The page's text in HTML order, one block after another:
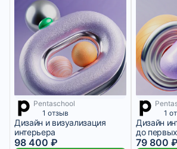
5 467 ₽/мес 11 месяцев
Pentaschool
1 отзыв
Дизайн и визуализация
интерьера
98 400 ₽
18 700 ₽/
1
Дизайн
до
79 800 ₽